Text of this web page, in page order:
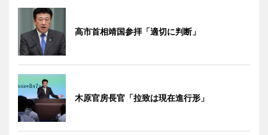
高市首相靖国参拝「適切に判断」
木原官房長官「拉致は現在進行形」